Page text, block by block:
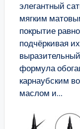
элегантный
мягким
покрытие
подчёркивая
формула
карнаубским
маслом и...